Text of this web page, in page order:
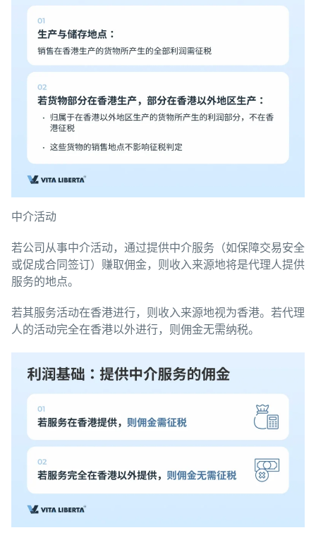
中介活动
若公司从事中介活动，通过提供中介服务（如保障交易安全
或促成合同签订）赚取佣金，则收入来源地将是代理人提供
服务的地点。
若其服务活动在香港进行，则收入来源地视为香港。若代理
人的活动完全在香港以外进行，则佣金无需纳税。